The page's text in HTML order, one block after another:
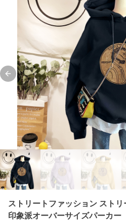
Previous slide
ストリートファッション スト
印象派オーバーサイズパーカー